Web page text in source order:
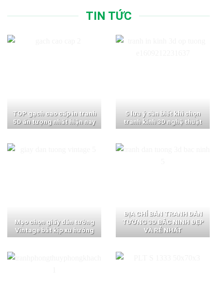
TIN TỨC
TOP gạch cao cấp in tranh
5D ấn tượng nhất hiện nay
5 lưu ý cần biết khi chọn
tranh kính 3D nghệ thuật
Mẹo chọn giấy dán tường
Vintage bắt kịp xu hướng
ĐỊA CHỈ BÁN TRANH DÁN
TƯỜNG 3D BẮC NINH ĐẸP
VÀ RẺ NHẤT